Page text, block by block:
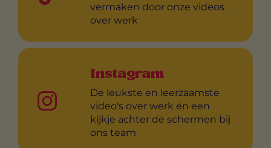
vermaken door onze videos
over werk
Instagram
De leukste en leerzaamste
video's over werk én een
kijkje achter de schermen bij
ons team